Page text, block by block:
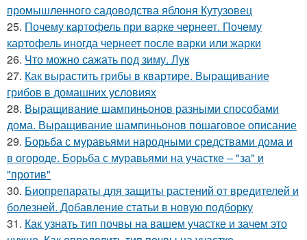
промышленного садоводства яблоня Кутузовец
25. Почему картофель при варке чернеет. Почему
картофель иногда чернеет после варки или жарки
26. Что можно сажать под зиму. Лук
27. Как вырастить грибы в квартире. Выращивание
грибов в домашних условиях
28. Выращивание шампиньонов разными способами
дома. Выращивание шампиньонов пошаговое описание
29. Борьба с муравьями народными средствами дома и
в огороде. Борьба с муравьями на участке – "за" и
"против"
30. Биопрепараты для защиты растений от вредителей и
болезней. Добавление статьи в новую подборку
31. Как узнать тип почвы на вашем участке и зачем это